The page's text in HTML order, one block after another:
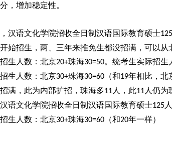
，增加稳定性。
汉语文化学院招收全日制汉语国际教育硕士125
始招生，两、三年来推免生都没招满，可以
生人数：北京20+珠海30=50。 统考生实际招生
生人数：北京30+珠海30=60 （和19年相比，北
满，此为内部扩招，珠海多11人，此11人仍为
语文化学院招收全日制汉语国际教育硕士125
生人数：北京30+珠海30=60 （和20年一样）